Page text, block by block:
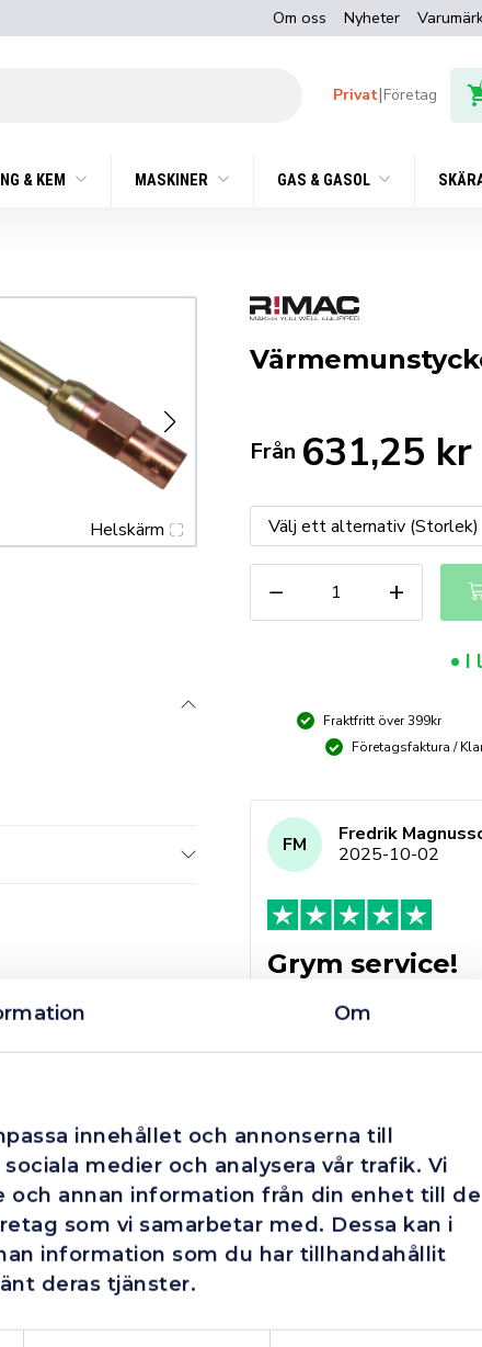
Om
innehållet och annonserna till
medier och analysera vår trafik. Vi
och annan information från din enhet till de
som vi samarbetar med. Dessa kan i
information som du har tillhandahållit
deras tjänster.
Om oss Nyheter
Privat|Företag
& KEM MASKINER GAS & GASOL
Helskärm
Från 631,25 kr
−
G11
mängd
+
I
Fraktfritt över 399kr
Företagsfaktura /
4.4
FM
Fredrik
2025-10-02
Grym service!
Dom här grabbarna är
Trots en billigare order,
agerade dom blixtsnabbt
förväntan. Hade kontakt